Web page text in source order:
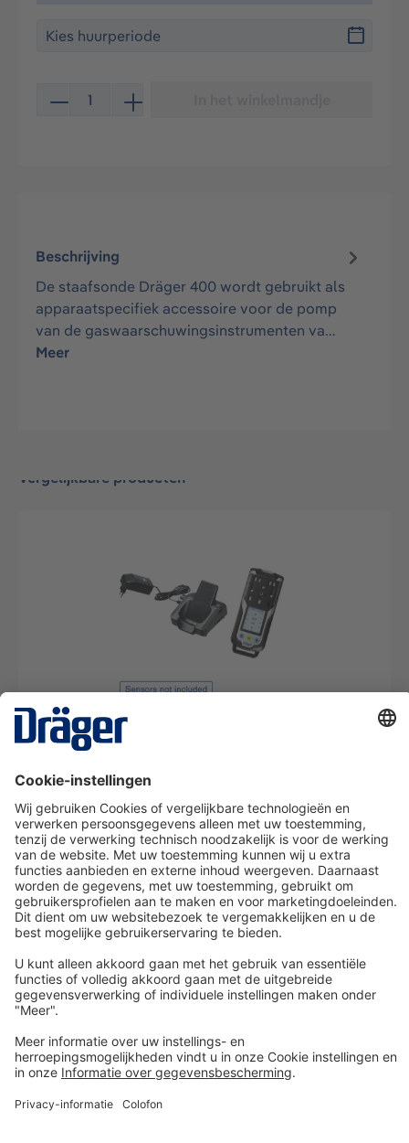
Producthoeveelheid: Voer de gewenste
Beschrijving
De staafsonde Dräger 400 wordt gebruikt als
apparaatspecifiek accessoire voor de pomp
van de gaswaarschuwingsinstrumenten va…
Meer
Vergelijkbare producten
X-am 8000 vrijgavemeter met pomp en
inductielader
KIT32
Van € 16,64* per dag
Details
Technologie voor het leven
Service-Hotline
Shop Service